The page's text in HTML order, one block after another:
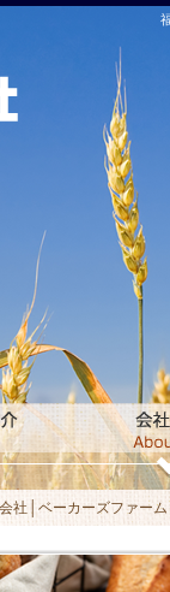
社│ベーカーズファー